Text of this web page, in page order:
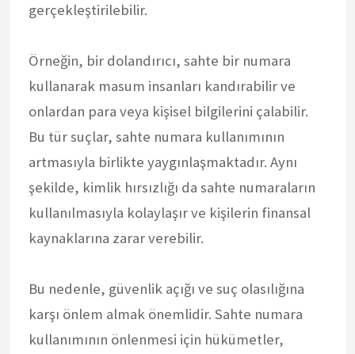
gerçekleştirilebilir.
Örneğin, bir dolandırıcı, sahte bir numara
kullanarak masum insanları kandırabilir ve
onlardan para veya kişisel bilgilerini çalabilir.
Bu tür suçlar, sahte numara kullanımının
artmasıyla birlikte yaygınlaşmaktadır. Aynı
şekilde, kimlik hırsızlığı da sahte numaraların
kullanılmasıyla kolaylaşır ve kişilerin finansal
kaynaklarına zarar verebilir.
Bu nedenle, güvenlik açığı ve suç olasılığına
karşı önlem almak önemlidir. Sahte numara
kullanımının önlenmesi için hükümetler,